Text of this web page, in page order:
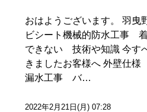
おはようございます。 羽
ビシート機械的防水工事
できない 技術や知識 今す
きましたお客様へ 外壁仕
漏水工事 バ…
2022年2月21日(月) 07:28